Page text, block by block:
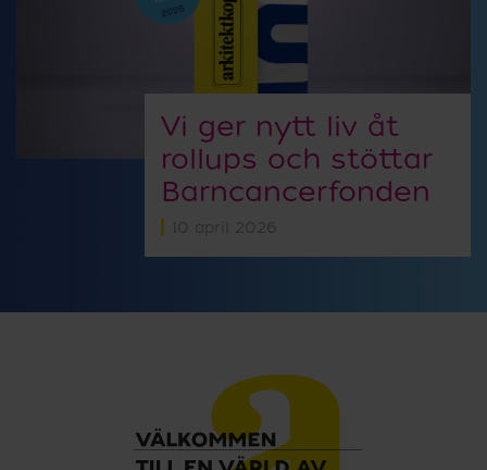
Vi ger nytt liv åt
rollups och stöttar
Barncancerfonden
10 april 2026